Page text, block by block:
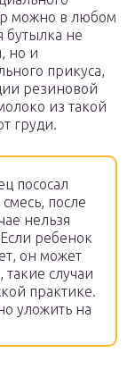
можно в любом
бутылка не
но и
прикуса,
резиновой
из такой
груди.
пососал
после
нельзя
ребенок
он может
такие случаи
практике.
уложить на